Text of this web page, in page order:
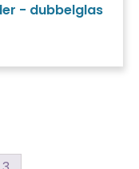
- dubbelglas